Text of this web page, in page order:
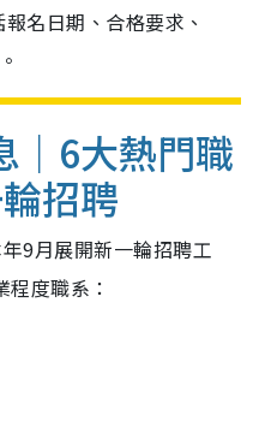
名日期、合格要求、
｜6大熱門職
招聘
9月展開新一輪招聘工
度職系：